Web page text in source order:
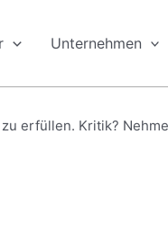
Unternehmen
erfüllen. Kritik?